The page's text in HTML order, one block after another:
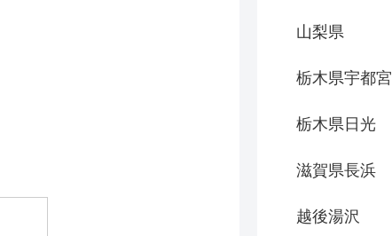
山梨県
栃木県宇都宮
栃木県日光
滋賀県長浜
越後湯沢